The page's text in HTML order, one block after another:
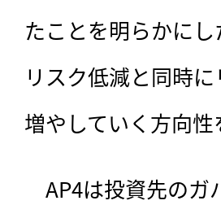
たことを明らかに
リスク低減と同時
増やしていく方向性
AP4は投資先のガ